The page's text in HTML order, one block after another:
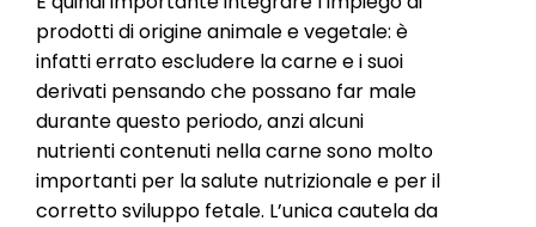
prodotti di origine animale e vegetale: è
infatti errato escludere la carne e i suoi
derivati pensando che possano far male
durante questo periodo, anzi alcuni
nutrienti contenuti nella carne sono molto
importanti per la salute nutrizionale e per il
corretto sviluppo fetale. L’unica cautela da